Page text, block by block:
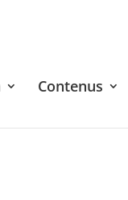
Contenus